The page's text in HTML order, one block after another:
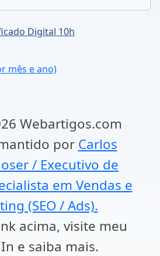
Digital 10h
mês e ano)
Webartigos.com
por Carlos
/ Executivo de
em Vendas e
(SEO / Ads).
acima, visite meu
e saiba mais.